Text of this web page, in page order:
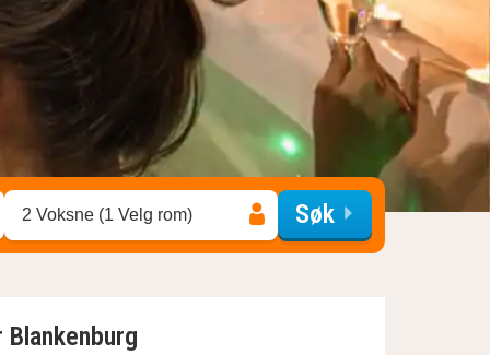
2 Voksne (1 Velg rom) Søk
Blankenburg